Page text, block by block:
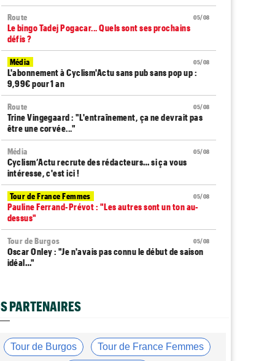
05/08
Route
Le bingo Tadej Pogacar... Quels sont ses prochains
défis ?
05/08
Média
L'abonnement à Cyclism'Actu sans pub sans pop up :
9,99€ pour 1 an
05/08
Route
Trine Vingegaard : "L'entraînement, ça ne devrait pas
être une corvée..."
05/08
Média
Cyclism’Actu recrute des rédacteurs… si ça vous
intéresse, c'est ici !
05/08
Tour de France Femmes
Pauline Ferrand-Prévot : "Les autres sont un ton au-
dessus"
05/08
Tour de Burgos
Oscar Onley : "Je n'avais pas connu le début de saison
idéal…"
déclassé
Julius Johansen remporte le prologue, doublé UAE Team
Emirates
PARTENAIRES
Tour de Burgos Tour de France Femmes